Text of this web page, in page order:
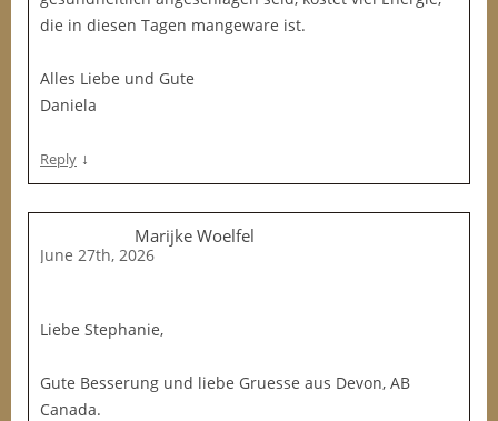
die in diesen Tagen mangeware ist.
Alles Liebe und Gute
Daniela
Reply ↓
Marijke Woelfel
June 27th, 2026
Liebe Stephanie,
Gute Besserung und liebe Gruesse aus Devon, AB
Canada.